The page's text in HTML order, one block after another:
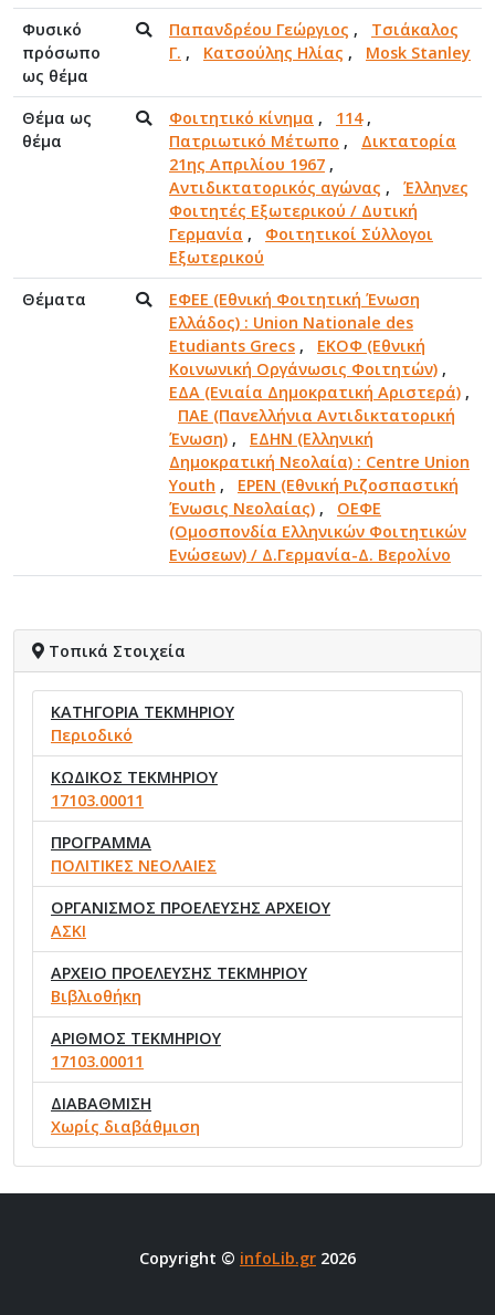
Φυσικό
πρόσωπο
ως θέμα
Παπανδρέου Γεώργιος , Τσιάκαλος
Γ. , Κατσούλης Ηλίας , Mosk Stanley
Θέμα ως
θέμα
Φοιτητικό κίνημα , 114,
Πατριωτικό Μέτωπο , Δικτατορία
21ης Απριλίου 1967 ,
Αντιδικτατορικός αγώνας , Έλληνες
Φοιτητές Εξωτερικού / Δυτική
Γερμανία , Φοιτητικοί Σύλλογοι
Εξωτερικού
Θέματα
ΕΦΕΕ (Εθνική Φοιτητική Ένωση
Ελλάδος) : Union Nationale des
Etudiants Grecs , ΕΚΟΦ (Εθνική
Κοινωνική Οργάνωσις Φοιτητών) ,
ΕΔΑ (Ενιαία Δημοκρατική Αριστερά) ,
ΠΑΕ (Πανελλήνια Αντιδικτατορική
Ένωση) , ΕΔΗΝ (Ελληνική
Δημοκρατική Νεολαία) : Centre Union
Youth , ΕΡΕΝ (Εθνική Ριζοσπαστική
Ένωσις Νεολαίας) , ΟΕΦΕ
(Ομοσπονδία Ελληνικών Φοιτητικών
Ενώσεων) / Δ.Γερμανία-Δ. Βερολίνο
Τοπικά Στοιχεία
ΚΑΤΗΓΟΡΙΑ ΤΕΚΜΗΡΙΟΥ
Περιοδικό
ΚΩΔΙΚΟΣ ΤΕΚΜΗΡΙΟΥ
17103.00011
ΠΡΟΓΡΑΜΜΑ
ΠΟΛΙΤΙΚΕΣ ΝΕΟΛΑΙΕΣ
ΟΡΓΑΝΙΣΜΟΣ ΠΡΟΕΛΕΥΣΗΣ ΑΡΧΕΙΟΥ
ΑΣΚΙ
ΑΡΧΕΙΟ ΠΡΟΕΛΕΥΣΗΣ ΤΕΚΜΗΡΙΟΥ
Βιβλιοθήκη
ΑΡΙΘΜΟΣ ΤΕΚΜΗΡΙΟΥ
17103.00011
ΔΙΑΒΑΘΜΙΣΗ
Χωρίς διαβάθμιση
Copyright © infoLib.gr 2026